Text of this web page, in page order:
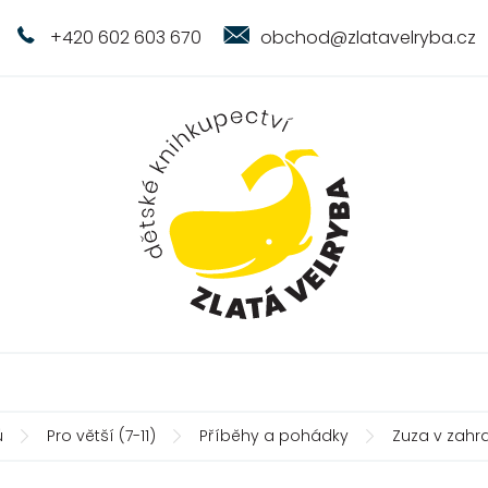
+420 602 603 670 obchod@zlatavelryba.cz
Pro větší (7-11) Příběhy a pohádky Zuza v